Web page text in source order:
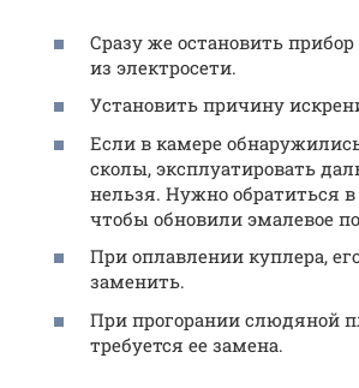
Сразу же остановить
из электросети.
Установить причину
Если в камере
сколы, эксплуатировать
нельзя. Нужно обратиться
чтобы обновили эмалевое
При оплавлении куплера,
заменить.
При прогорании слюдяной
требуется ее замена.